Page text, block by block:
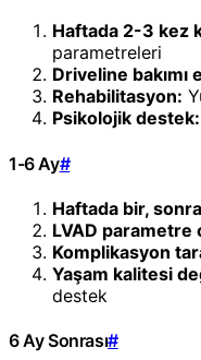
Haftada 2-3 kez
parametreleri
Driveline bakımı
Rehabilitasyon:
Psikolojik destek:
1-6 Ay#
Haftada bir,
LVAD parametre
Komplikasyon
Yaşam kalitesi
destek
6 Ay Sonrası#